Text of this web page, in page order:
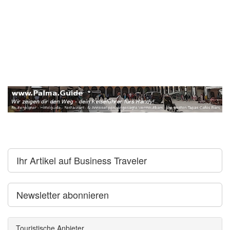
Ihr Artikel auf Business Traveler
Newsletter abonnieren